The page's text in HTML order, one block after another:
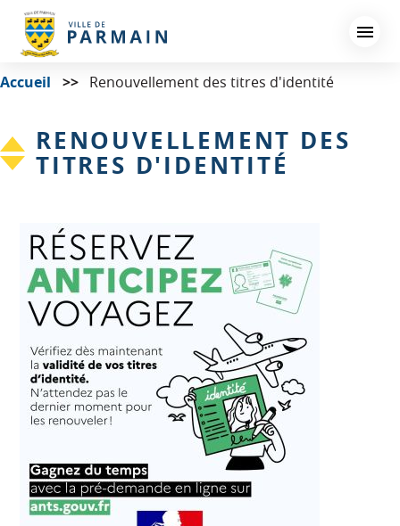
principal
Accueil Renouvellement des titres d'identité
RENOUVELLEMENT DES
TITRES D'IDENTITÉ